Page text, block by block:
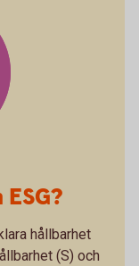
hållbarhet
(S) och